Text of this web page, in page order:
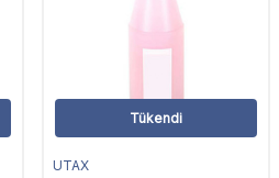
Tükendi
UTAX